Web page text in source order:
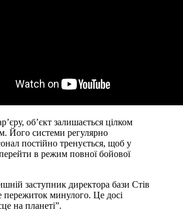
об’єкт залишається цілком
Його системи регулярно
постійно тренується, щоб у
в режим повної бойової
заступник директора бази Стів
пережиток минулого. Це досі
на планеті”.